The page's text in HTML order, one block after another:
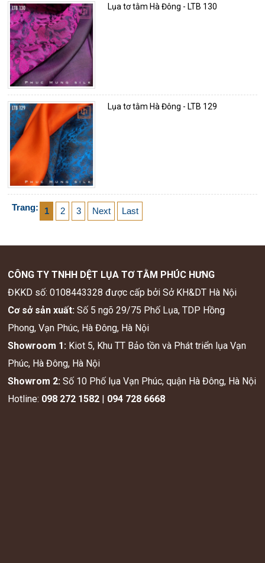
Lụa tơ tằm Hà Đông - LTB 130
Lụa tơ tằm Hà Đông - LTB 129
Trang: 1 2 3 Next Last
CÔNG TY TNHH DỆT LỤA TƠ TẰM PHÚC HƯNG
ĐKKD số: 0108443328 được cấp bởi Sở KH&DT Hà Nội
Cơ sở sản xuất: Số 5 ngõ 29/75 Phố Lụa, TDP Hồng
Phong, Vạn Phúc, Hà Đông, Hà Nội
Showroom 1: Kiot 5, Khu TT Bảo tồn và Phát triển lụa Vạn
Phúc, Hà Đông, Hà Nội
Showrom 2:Số 10 Phố lụa Vạn Phúc, quận Hà Đông, Hà Nội
Hotline: 098 272 1582 | 094 728 6668